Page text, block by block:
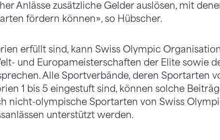
Anlässe zusätzliche Gelder auslösen, mit
fördern können», so Hübscher.
erfüllt sind, kann Swiss Olympic
und Europa­meisterschaften der Elite sowie
Alle Sportverbände, deren Sportarten
1 bis 5 eingestuft sind, können solche
nicht-olympische Sportarten von Swiss
unterstützt werden.